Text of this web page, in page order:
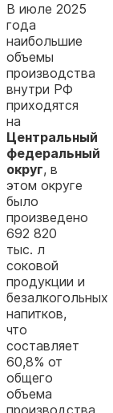
В июле 2025
года
наибольшие
объемы
производства
внутри РФ
приходятся
на
Центральный
федеральный
округ, в
этом округе
было
произведено
692 820
тыс. л
соковой
продукции и
безалкогольных
напитков,
что
составляет
60,8% от
общего
объема